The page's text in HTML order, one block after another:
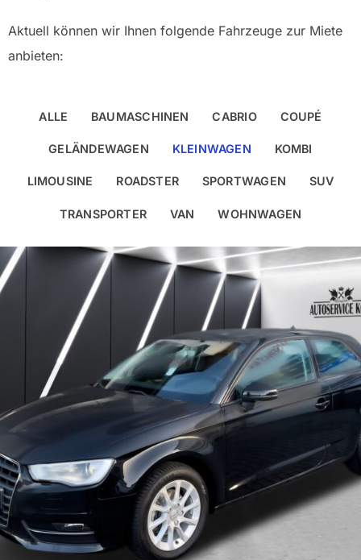
Aktuell können wir Ihnen folgende Fahrzeuge zur Miete
anbieten:
ALLE BAUMASCHINEN CABRIO COUPÉ
GELÄNDEWAGEN KLEINWAGEN KOMBI
LIMOUSINE ROADSTER SPORTWAGEN SUV
TRANSPORTER VAN WOHNWAGEN